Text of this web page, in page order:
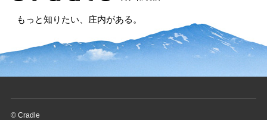
もっと知りたい、庄内がある。
© Cradle